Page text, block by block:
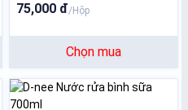
75,000 đ/Hộp
Chọn mua